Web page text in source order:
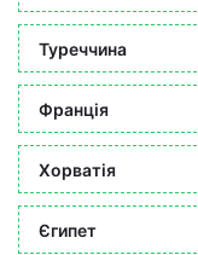
Туреччина
Франція
Хорватія
Єгипет